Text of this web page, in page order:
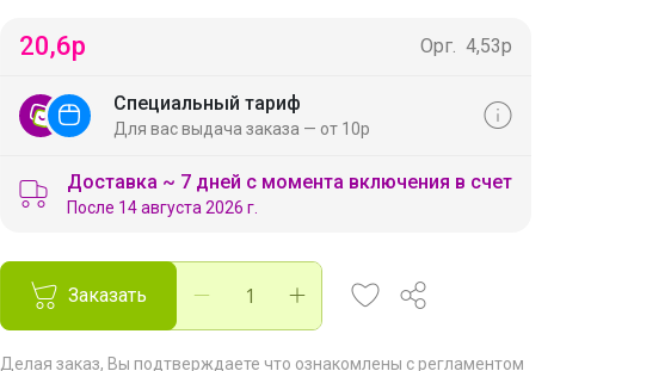
20,6р Орг. 4,53р
Специальный тариф
Для вас выдача заказа — от 10р
Доставка ~ 7 дней с момента включения в счет
После 14 августа 2026 г.
Заказать
Делая заказ, Вы подтверждаете что ознакомлены с регламентом